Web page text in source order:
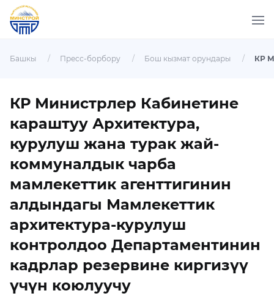
Башкы / Пресс-борбору / Бош кызмат орундары /
КР Министрлер Кабинетине
караштуу Архитектура,
курулуш жана турак жай-
коммуналдык чарба
мамлекеттик агенттигинин
алдындагы Мамлекеттик
архитектура-курулуш
контролдоо Департаментинин
кадрлар резервине киргизүү
үчүн коюлуучу